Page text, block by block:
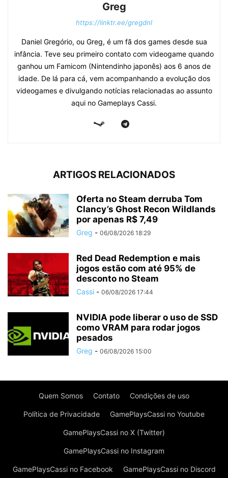
Greg
https://linktr.ee/gregdnl
Daniel Gregório, ou Greg, é um fã dos games desde sua
infância. Teve seu primeiro contato com videogame quando
ganhou um Famicom (Nintendinho japonês) aos 6 anos de
idade. De lá para cá, vem acompanhando a evolução dos
videogames e divulgando notícias relacionadas ao assunto
aqui no Gameplays Cassi.
ARTIGOS RELACIONADOS
Oferta no Steam derruba Tom
Clancy’s Ghost Recon Wildlands
por apenas R$ 7,49
Greg - 06/08/2026 18:29
Red Dead Redemption e mais
jogos estão com até 95% de
desconto no Steam
Cassi - 06/08/2026 17:44
NVIDIA pode liberar o uso de SSD
como VRAM para rodar jogos
pesados
Greg - 06/08/2026 15:00
Quem Somos Contato Condições de uso
Política de Privacidade GamePlaysCassi no Youtube
GamePlaysCassi no X (Twitter)
GamePlaysCassi no Instagram
GamePlaysCassi no Facebook GamePlaysCassi no Discord